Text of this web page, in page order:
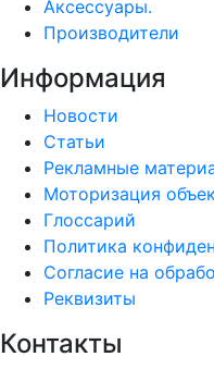
Аксессуары.
Производители
Информация
Новости
Статьи
Рекламные
Моторизация
Глоссарий
Политика
Согласие на
Реквизиты
Контакты